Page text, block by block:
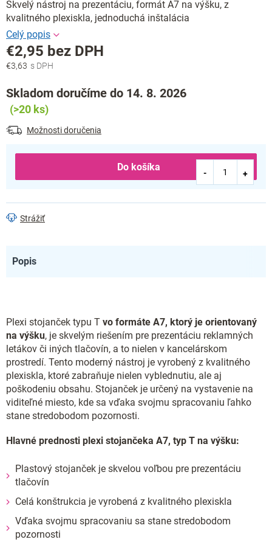
Skvelý nástroj na prezentáciu, formát A7 na výšku, z
kvalitného plexiskla, jednoduchá inštalácia
€3,63
€2,95 bez DPH
Jednotková
Skladom doručíme do 14. 8. 2026
(>20 ks)
Možnosti doručenia
Do košíka
Strážiť
Popis
Plexi stojanček typu T vo formáte A7, ktorý je orientovaný
na výšku, je skvelým riešením pre prezentáciu reklamných
letákov či iných tlačovín, a to nielen v kancelárskom
prostredí. Tento moderný nástroj je vyrobený z kvalitného
plexiskla, ktoré zabraňuje nielen vyblednutiu, ale aj
poškodeniu obsahu. Stojanček je určený na vystavenie na
viditeľné miesto, kde sa vďaka svojmu spracovaniu ľahko
stane stredobodom pozornosti.
Hlavné prednosti plexi stojančeka A7, typ T na výšku:
Plastový stojanček je skvelou voľbou pre prezentáciu
tlačovín
Celá konštrukcia je vyrobená z kvalitného plexiskla
Vďaka svojmu spracovaniu sa stane stredobodom
pozornosti